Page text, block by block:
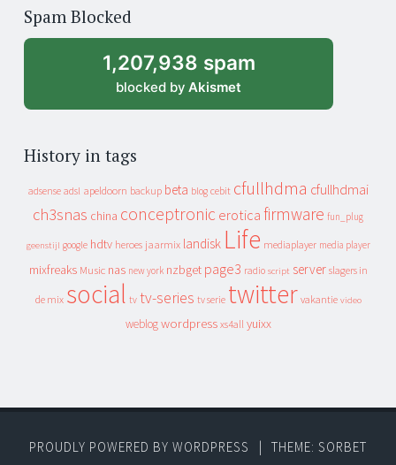
archive
Spam Blocked
1,207,938 spam
blocked by Akismet
History in tags
adsense adsl apeldoorn backup beta blog cebit cfullhdma cfullhdmai
ch3snas china conceptronic erotica firmware fun_plug
geenstijl google hdtv heroes jaarmix landisk Life mediaplayer media player
mixfreaks Music nas new york nzbget page3 radio script server slagers in
de mix social tv tv-series tv serie twitter vakantie video
weblog wordpress xs4all yuixx
PROUDLY POWERED BY WORDPRESS
THEME: SORBET